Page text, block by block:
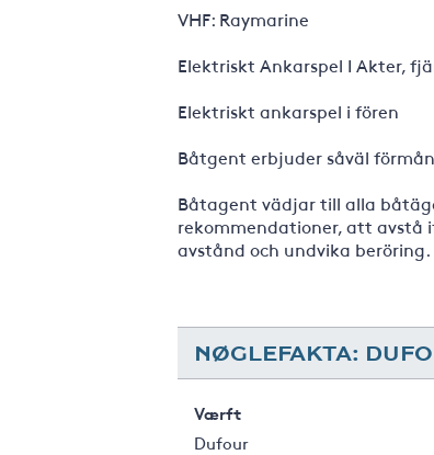
VHF: Raymarine
Elektriskt Ankarspel I Akter,
Elektriskt ankarspel i fören
Båtgent erbjuder såväl
Båtagent vädjar till alla
rekommendationer, att avstå
avstånd och undvika
NØGLEFAKTA:
Værft
Dufour